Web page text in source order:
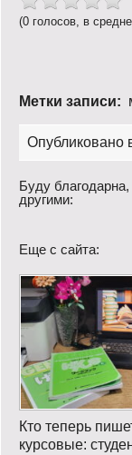
(0 голосов, в
Метки записи:
Опубликовано
Буду
другими:
Еще с сайта:
Кто теперь
курсовые: